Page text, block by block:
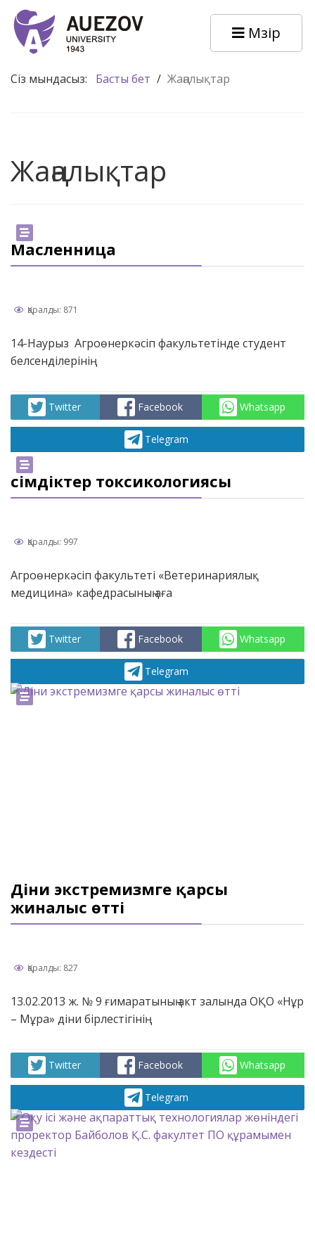
Мәзір
Сіз мындасыз: Басты бет / Жаңалықтар
Жаңалықтар
Масленница
Қаралды: 871
14-Наурыз Агроөнеркәсіп факультетінде студент
белсенділерінің
Twitter Facebook Whatsapp
Telegram
Өсімдіктер токсикологиясы
Қаралды: 997
Агроөнеркәсіп факультеті «Ветеринариялық
медицина» кафедрасының аға
Twitter Facebook Whatsapp
Telegram
Діни экстремизмге қарсы
жиналыс өтті
Қаралды: 827
13.02.2013 ж. № 9 ғимаратының акт залында ОҚО «Нұр
– Мұра» діни бірлестігінің
Twitter Facebook Whatsapp
Telegram